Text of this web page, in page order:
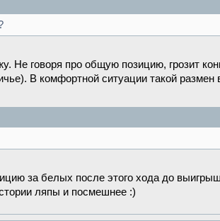
Не говоря про общую позицию, грозит
В комфортной ситуации такой
за белых после этого хода до
ляпы и посмешнее :)